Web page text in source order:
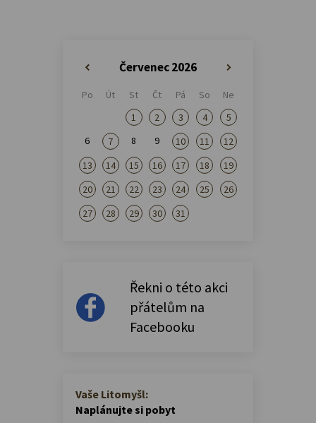
Červenec 2026
»
Po Út St Čt Pá So
Ne
1
2 3 4
5
6
7 8 9 10 11
12
13
14 15 16 17 18
19
20
21 22 23 24 25
26
27
28 29 30 31
Řekni o této akci
přátelům na
Facebooku
Vaše Litomyšl:
Naplánujte si pobyt